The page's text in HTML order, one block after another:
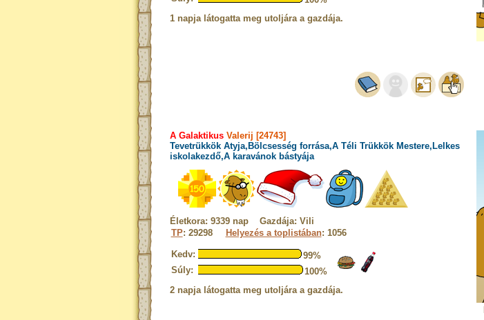
1 napja látogatta meg utoljára a gazdája.
A GalaktikusValerij [24743]
Tevetrükkök Atyja,Bölcsesség forrása,A Téli Trükkök Mestere,Lelkes
iskolakezdő,A karavánok bástyája
Életkora: 9339 nap Gazdája: Vili
TP: 29298 Helyezés a toplistában: 1056
Kedv:
99%
Súly:
100%
2 napja látogatta meg utoljára a gazdája.